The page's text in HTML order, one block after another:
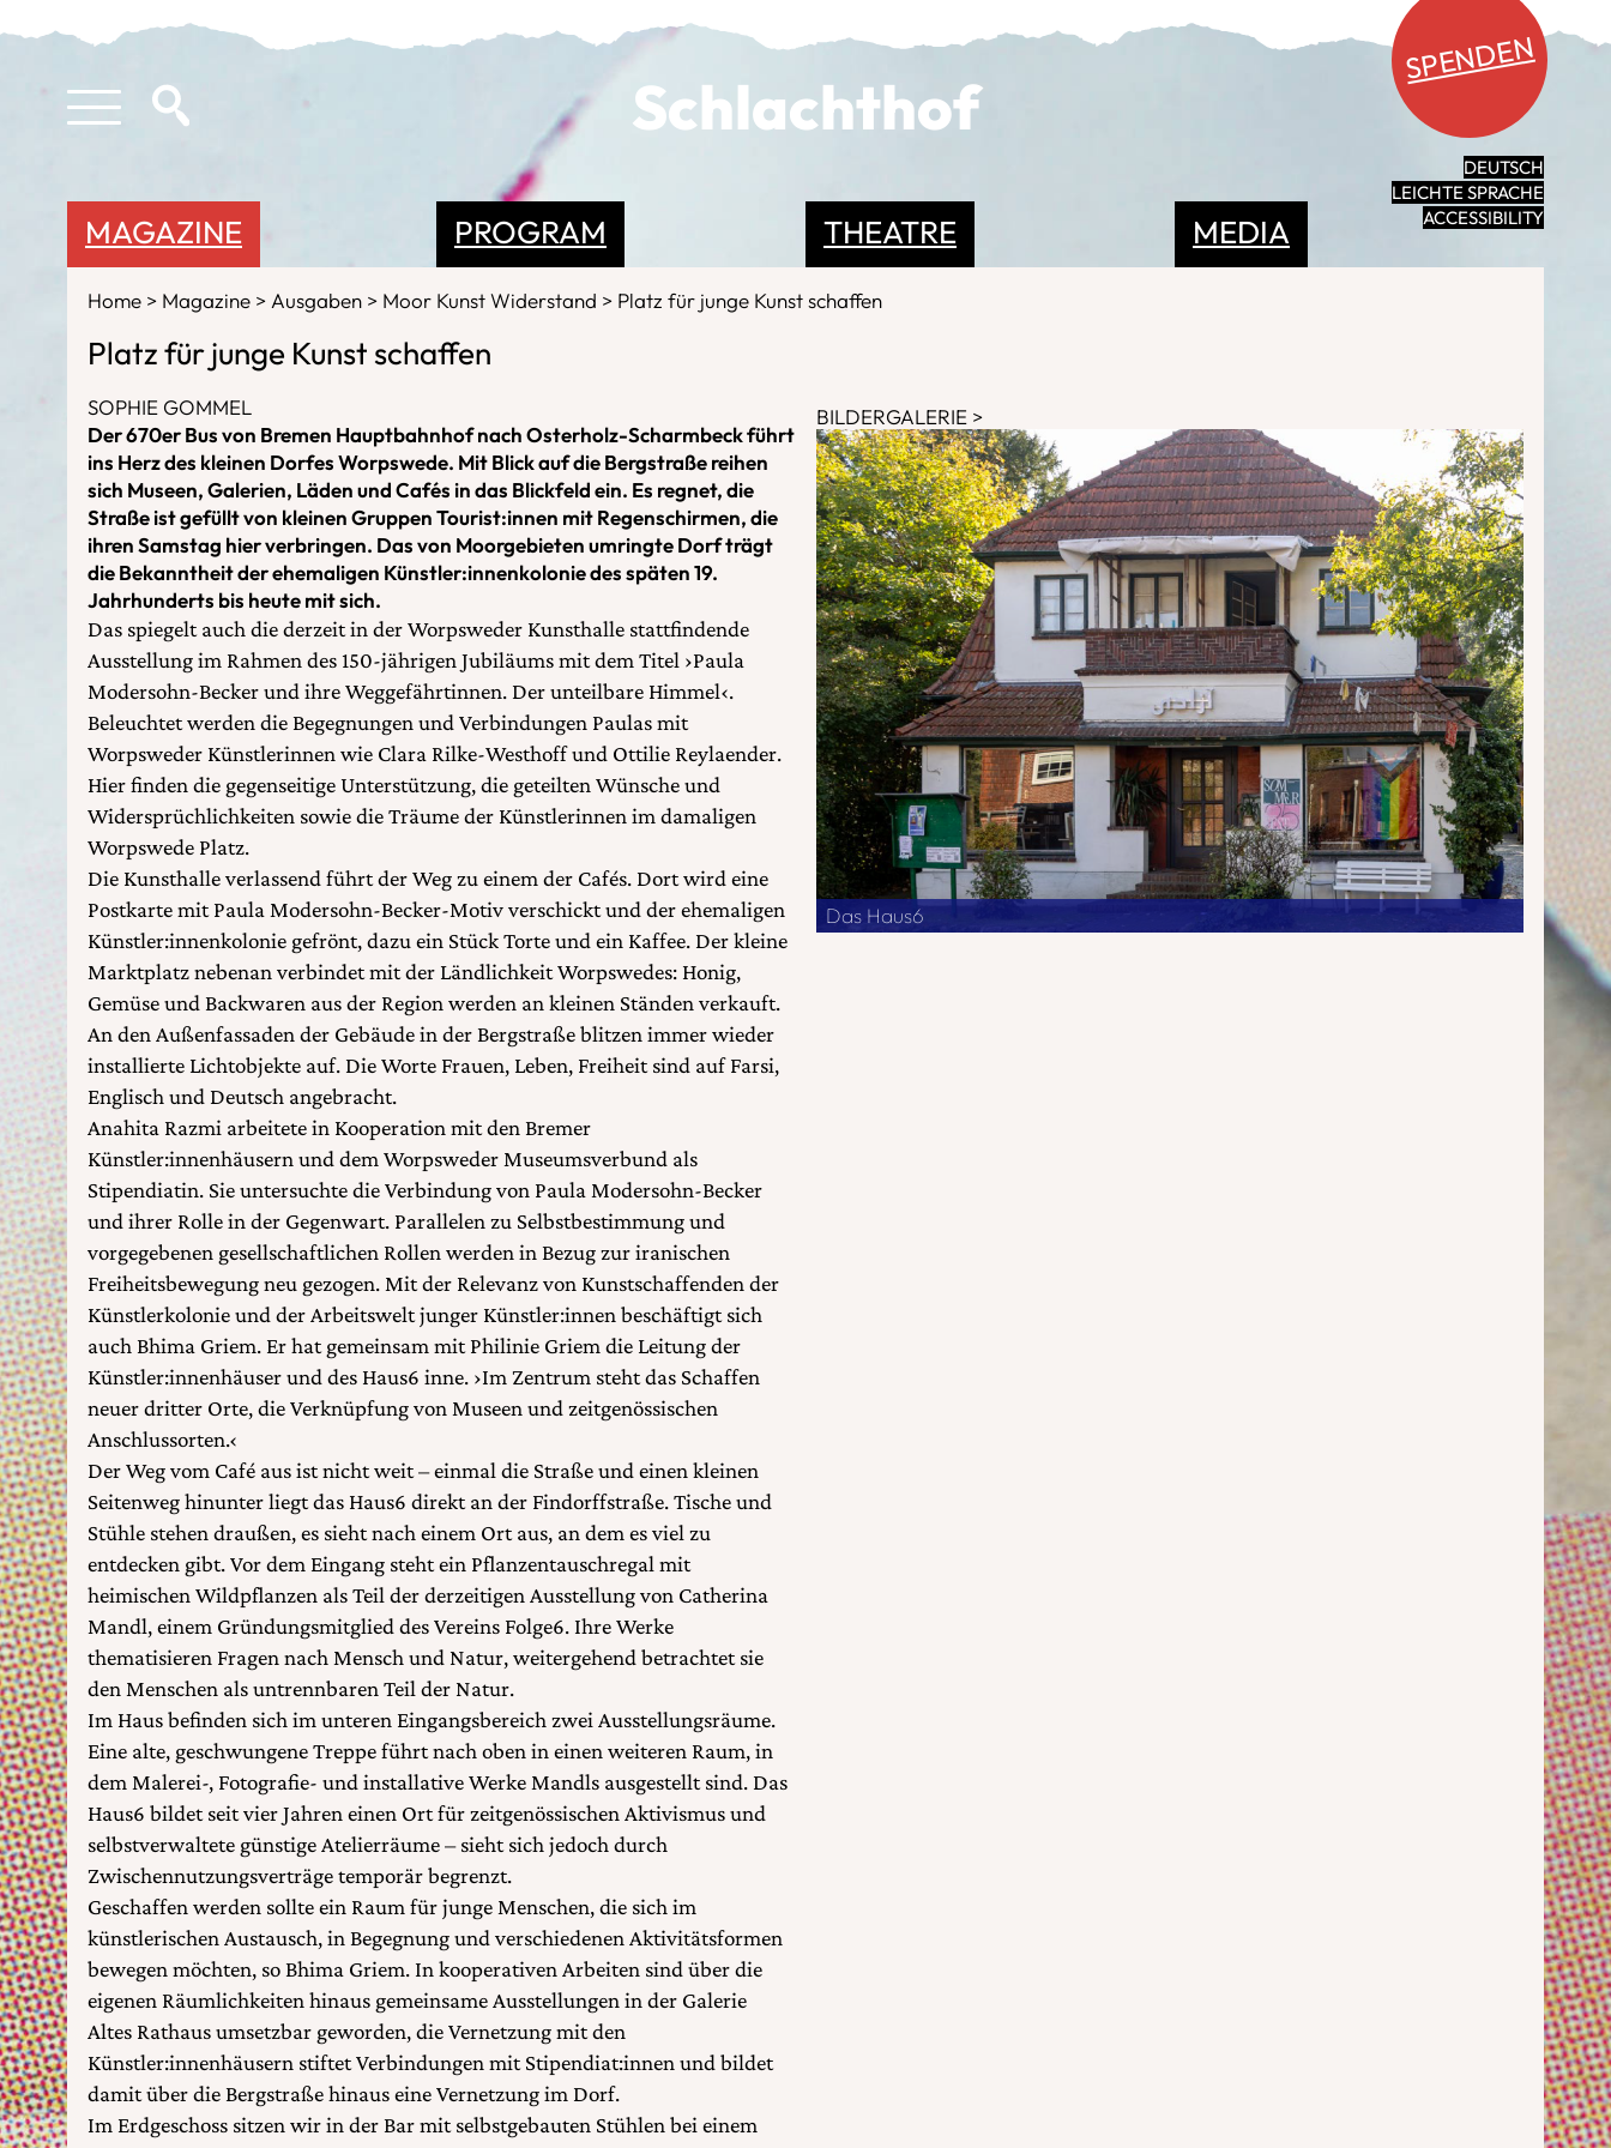
Schlachthof
SPENDEN
DEUTSCH
LEICHTE SPRACHE
ACCESSIBILITY
PROGRAM THEATRE MEDIA
MAGAZINE
Home Magazine Ausgaben Moor Kunst Widerstand Platz für junge Kunst schaffen
Platz für junge Kunst schaffen
SOPHIE GOMMEL
Der 670er Bus von Bremen Hauptbahnhof nach Osterholz-Scharmbeck führt
ins Herz des kleinen Dorfes Worpswede. Mit Blick auf die Bergstraße reihen
sich Museen, Galerien, Läden und Cafés in das Blickfeld ein. Es regnet, die
Straße ist gefüllt von kleinen Gruppen Tourist:innen mit Regenschirmen, die
ihren Samstag hier verbringen. Das von Moorgebieten umringte Dorf trägt
die Bekanntheit der ehemaligen Künstler:innenkolonie des späten 19.
Jahrhunderts bis heute mit sich.
Das spiegelt auch die derzeit in der Worpsweder Kunsthalle stattfindende
Ausstellung im Rahmen des 150-jährigen Jubiläums mit dem Titel ›Paula
Modersohn-Becker und ihre Weggefährtinnen. Der unteilbare Himmel‹.
Beleuchtet werden die Begegnungen und Verbindungen Paulas mit
Worpsweder Künstlerinnen wie Clara Rilke-Westhoff und Ottilie Reylaender.
Hier finden die gegenseitige Unterstützung, die geteilten Wünsche und
Widersprüchlichkeiten sowie die Träume der Künstlerinnen im damaligen
Worpswede Platz.
Die Kunsthalle verlassend führt der Weg zu einem der Cafés. Dort wird eine
Postkarte mit Paula Modersohn-Becker-Motiv verschickt und der ehemaligen
Künstler:innenkolonie gefrönt, dazu ein Stück Torte und ein Kaffee. Der kleine
Marktplatz nebenan verbindet mit der Ländlichkeit Worpswedes: Honig,
Gemüse und Backwaren aus der Region werden an kleinen Ständen verkauft.
An den Außenfassaden der Gebäude in der Bergstraße blitzen immer wieder
installierte Lichtobjekte auf. Die Worte Frauen, Leben, Freiheit sind auf Farsi,
Englisch und Deutsch angebracht.
Anahita Razmi arbeitete in Kooperation mit den Bremer
Künstler:innenhäusern und dem Worpsweder Museumsverbund als
Stipendiatin. Sie untersuchte die Verbindung von Paula Modersohn-Becker
und ihrer Rolle in der Gegenwart. Parallelen zu Selbstbestimmung und
vorgegebenen gesellschaftlichen Rollen werden in Bezug zur iranischen
Freiheitsbewegung neu gezogen. Mit der Relevanz von Kunstschaffenden der
Künstlerkolonie und der Arbeitswelt junger Künstler:innen beschäftigt sich
auch Bhima Griem. Er hat gemeinsam mit Philinie Griem die Leitung der
Künstler:innenhäuser und des Haus6 inne. ›Im Zentrum steht das Schaffen
neuer dritter Orte, die Verknüpfung von Museen und zeitgenössischen
Anschlussorten.‹
Der Weg vom Café aus ist nicht weit – einmal die Straße und einen kleinen
Seitenweg hinunter liegt das Haus6 direkt an der Findorffstraße. Tische und
Stühle stehen draußen, es sieht nach einem Ort aus, an dem es viel zu
entdecken gibt. Vor dem Eingang steht ein Pflanzentauschregal mit
heimischen Wildpflanzen als Teil der derzeitigen Ausstellung von Catherina
Mandl, einem Gründungsmitglied des Vereins Folge6. Ihre Werke
thematisieren Fragen nach Mensch und Natur, weitergehend betrachtet sie
den Menschen als untrennbaren Teil der Natur.
Im Haus befinden sich im unteren Eingangsbereich zwei Ausstellungsräume.
Eine alte, geschwungene Treppe führt nach oben in einen weiteren Raum, in
dem Malerei-, Fotografie- und installative Werke Mandls ausgestellt sind. Das
Haus6 bildet seit vier Jahren einen Ort für zeitgenössischen Aktivismus und
selbstverwaltete günstige Atelierräume – sieht sich jedoch durch
Zwischennutzungsverträge temporär begrenzt.
Geschaffen werden sollte ein Raum für junge Menschen, die sich im
künstlerischen Austausch, in Begegnung und verschiedenen Aktivitätsformen
bewegen möchten, so Bhima Griem. In kooperativen Arbeiten sind über die
eigenen Räumlichkeiten hinaus gemeinsame Ausstellungen in der Galerie
Altes Rathaus umsetzbar geworden, die Vernetzung mit den
Künstler:innenhäusern stiftet Verbindungen mit Stipendiat:innen und bildet
damit über die Bergstraße hinaus eine Vernetzung im Dorf.
Im Erdgeschoss sitzen wir in der Bar mit selbstgebauten Stühlen bei einem
BILDERGALERIE
Das Haus6